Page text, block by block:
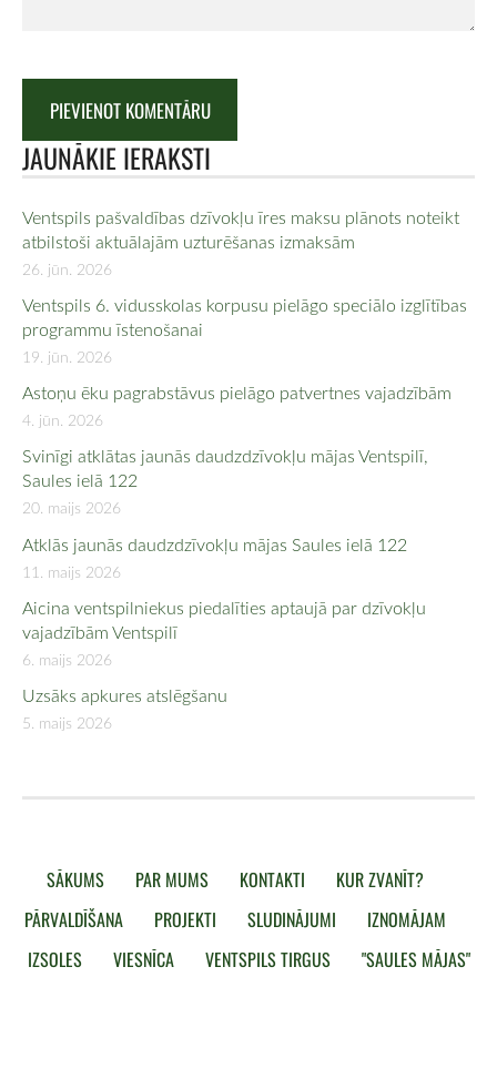
JAUNĀKIE IERAKSTI
Ventspils pašvaldības dzīvokļu īres maksu plānots noteikt
atbilstoši aktuālajām uzturēšanas izmaksām
26. jūn. 2026
Ventspils 6. vidusskolas korpusu pielāgo speciālo izglītības
programmu īstenošanai
19. jūn. 2026
Astoņu ēku pagrabstāvus pielāgo patvertnes vajadzībām
4. jūn. 2026
Svinīgi atklātas jaunās daudzdzīvokļu mājas Ventspilī,
Saules ielā 122
20. maijs 2026
Atklās jaunās daudzdzīvokļu mājas Saules ielā 122
11. maijs 2026
Aicina ventspilniekus piedalīties aptaujā par dzīvokļu
vajadzībām Ventspilī
6. maijs 2026
Uzsāks apkures atslēgšanu
5. maijs 2026
SĀKUMS PAR MUMS KONTAKTI
KUR ZVANĪT?
PĀRVALDĪŠANA
PROJEKTI SLUDINĀJUMI
IZNOMĀJAM
IZSOLES
VIESNĪCA VENTSPILS TIRGUS "SAULES MĀJAS"